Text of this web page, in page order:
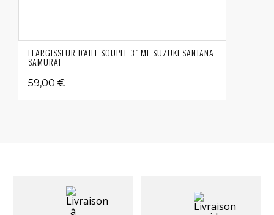
ELARGISSEUR D'AILE SOUPLE 3" MF SUZUKI SANTANA
SAMURAI
59,00 €